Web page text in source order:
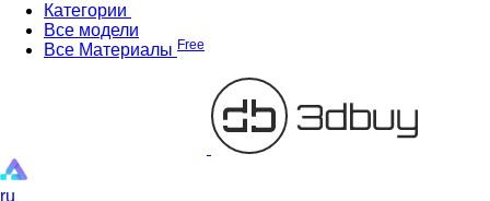
Категории
Все модели
Все Материалы Free
ru